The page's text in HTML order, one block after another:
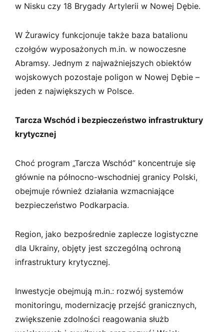
w Nisku czy 18 Brygady Artylerii w Nowej Dębie.
W Żurawicy funkcjonuje także baza batalionu
czołgów wyposażonych m.in. w nowoczesne
Abramsy. Jednym z najważniejszych obiektów
wojskowych pozostaje poligon w Nowej Dębie –
jeden z największych w Polsce.
Tarcza Wschód i bezpieczeństwo infrastruktury
krytycznej
Choć program „Tarcza Wschód” koncentruje się
głównie na północno-wschodniej granicy Polski,
obejmuje również działania wzmacniające
bezpieczeństwo Podkarpacia.
Region, jako bezpośrednie zaplecze logistyczne
dla Ukrainy, objęty jest szczególną ochroną
infrastruktury krytycznej.
Inwestycje obejmują m.in.: rozwój systemów
monitoringu, modernizację przejść granicznych,
zwiększenie zdolności reagowania służb